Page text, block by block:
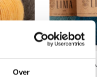
Over
DROPS LIMA